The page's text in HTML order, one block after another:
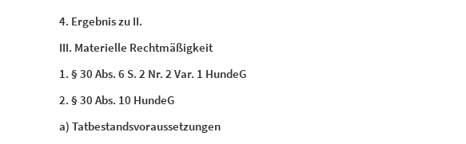
4. Ergebnis zu II.
III. Materielle Rechtmäßigkeit
1. § 30 Abs. 6 S. 2 Nr. 2 Var. 1 HundeG
2. § 30 Abs. 10 HundeG
a) Tatbestandsvoraussetzungen